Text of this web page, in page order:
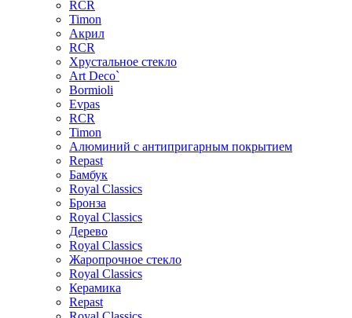
RCR
Timon
Акрил
RCR
Хрустальное стекло
Art Deco`
Bormioli
Evpas
RCR
Timon
Алюминий с антипригарным покрытием
Repast
Бамбук
Royal Classics
Бронза
Royal Classics
Дерево
Royal Classics
Жаропрочное стекло
Royal Classics
Керамика
Repast